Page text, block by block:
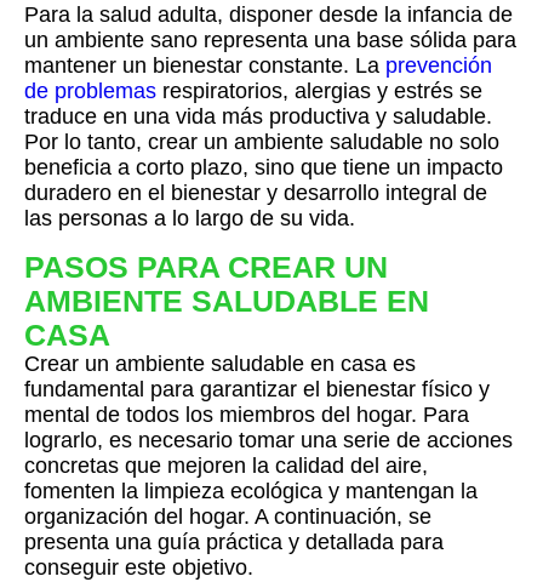
Para la salud adulta, disponer desde la infancia de
un ambiente sano representa una base sólida para
mantener un bienestar constante. La prevención
de problemas respiratorios, alergias y estrés se
traduce en una vida más productiva y saludable.
Por lo tanto, crear un ambiente saludable no solo
beneficia a corto plazo, sino que tiene un impacto
duradero en el bienestar y desarrollo integral de
las personas a lo largo de su vida.
PASOS PARA CREAR UN
AMBIENTE SALUDABLE EN
CASA
Crear un ambiente saludable en casa es
fundamental para garantizar el bienestar físico y
mental de todos los miembros del hogar. Para
lograrlo, es necesario tomar una serie de acciones
concretas que mejoren la calidad del aire,
fomenten la limpieza ecológica y mantengan la
organización del hogar. A continuación, se
presenta una guía práctica y detallada para
conseguir este objetivo.